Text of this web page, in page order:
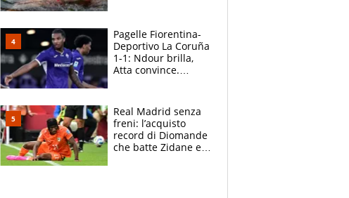
adesso
Pagelle Fiorentina-
Deportivo La Coruña
1-1: Ndour brilla,
Atta convince.
Real Madrid senza
freni: l’acquisto
record di Diomande
che batte Zidane e